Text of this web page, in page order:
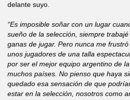
delante suyo.
“Es imposible soñar con un lugar
sueño de la selección, siempre
ganas de jugar. Pero nunca me
unos jugadores de una talla
por ser el mejor equipo argentino de
muchos países. No pienso que haya
quedado esa sensación de que
estar en la selección, nosotros como